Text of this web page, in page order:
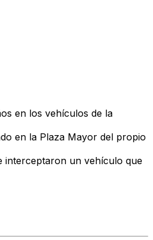
en los vehículos de la
en la Plaza Mayor del propio
interceptaron un vehículo que